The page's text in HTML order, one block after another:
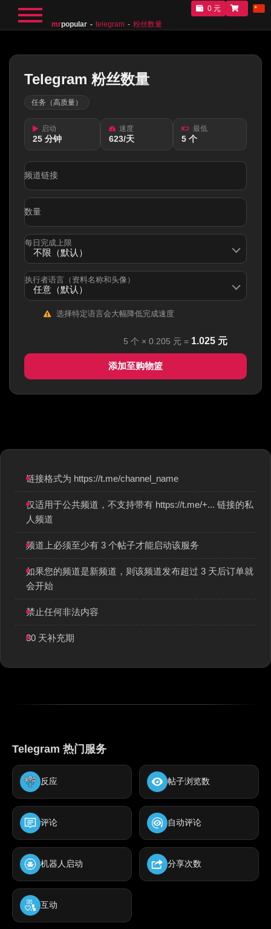
mrpopular telegram 粉丝数量
0 元
Telegram 粉丝数量
任务（高质量）
启动
25 分钟
速度
623/天
最低
5 个
频道链接
数量
每日完成上限
执行者语言（资料名称和头像）
选择特定语言会大幅降低完成速度
5 个 × 0.205 元 = 1.025 元
添加至购物篮
链接格式为 https://t.me/channel_name
仅适用于公共频道，不支持带有 https://t.me/+... 链接的私
人频道
频道上必须至少有 3 个帖子才能启动该服务
如果您的频道是新频道，则该频道发布超过 3 天后订单就
会开始
禁止任何非法内容
30 天补充期
Telegram 热门服务
反应 帖子浏览数
评论 自动评论
机器人启动 分享次数
互动